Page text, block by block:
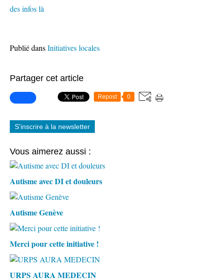
des infos là
Publié dansInitiatives locales
Partager cet article
Repost 0
S'inscrire à la newsletter
Vous aimerez aussi :
Autisme avec DI et douleurs
Autisme Genève
Merci pour cette initiative !
URPS AURA MEDECIN